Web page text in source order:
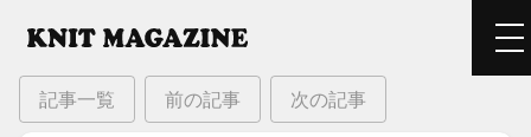
記事一覧 前の記事 次の記事